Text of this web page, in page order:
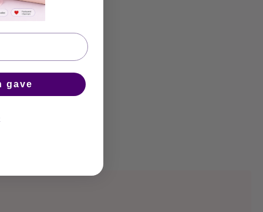
gave